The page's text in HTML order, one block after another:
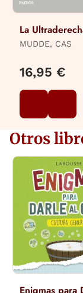
La
MUDDE, CAS
16,95 €
Otros